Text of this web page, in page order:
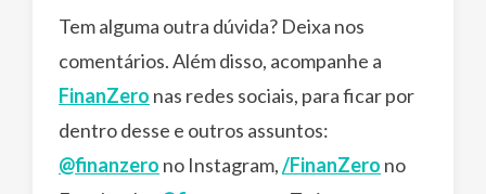
Tem alguma outra dúvida? Deixa nos
comentários. Além disso, acompanhe a
FinanZero nas redes sociais, para ficar por
dentro desse e outros assuntos:
@finanzero no Instagram,/FinanZero no